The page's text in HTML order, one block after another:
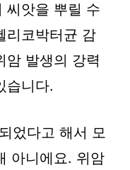
씨앗을 뿌릴 수
리코박터균 감
암 발생의 강력
습니다.
었다고 해서 모
아니에요. 위암